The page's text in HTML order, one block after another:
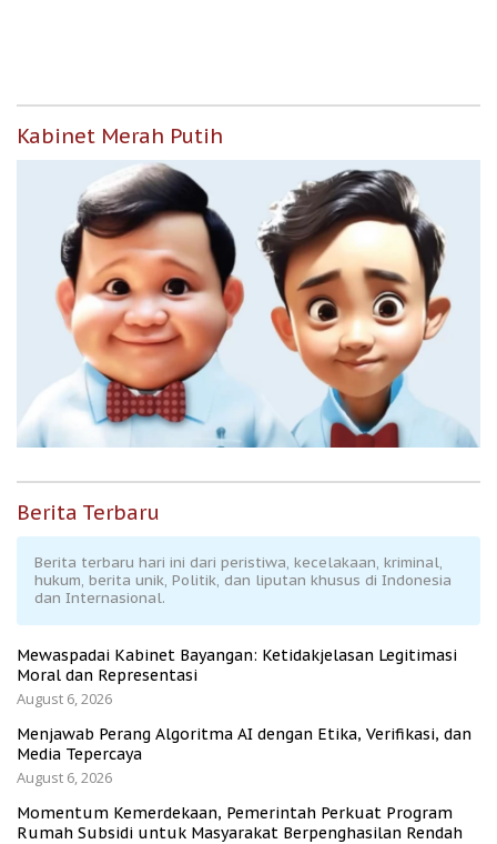
Kabinet Merah Putih
Berita Terbaru
Berita terbaru hari ini dari peristiwa, kecelakaan, kriminal,
hukum, berita unik, Politik, dan liputan khusus di Indonesia
dan Internasional.
Mewaspadai Kabinet Bayangan: Ketidakjelasan Legitimasi
Moral dan Representasi
August 6, 2026
Menjawab Perang Algoritma AI dengan Etika, Verifikasi, dan
Media Tepercaya
August 6, 2026
Momentum Kemerdekaan, Pemerintah Perkuat Program
Rumah Subsidi untuk Masyarakat Berpenghasilan Rendah